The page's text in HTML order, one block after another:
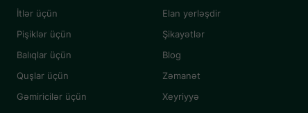
İtlər üçün
Pişiklər üçün
Balıqlar üçün
Quşlar üçün
Gəmiricilər üçün
Elan yerləşdir
Şikayətlər
Blog
Zəmanət
Xeyriyyə